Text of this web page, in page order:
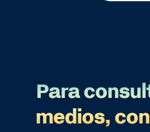
Para
medios,